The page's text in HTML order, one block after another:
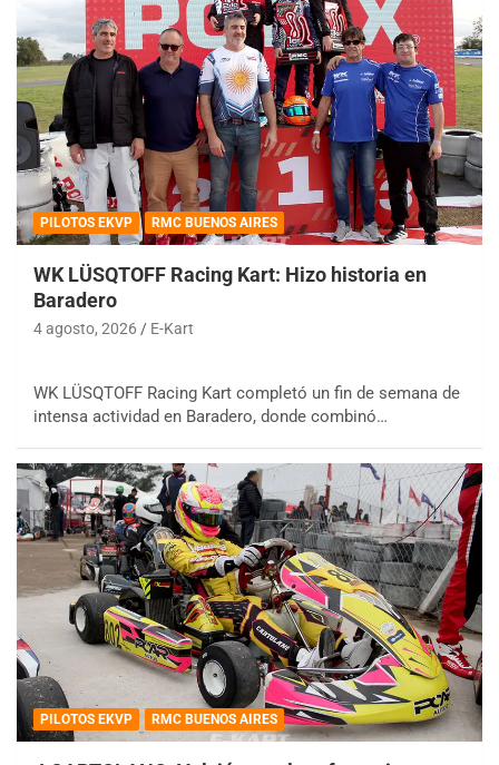
PILOTOS EKVP RMC BUENOS AIRES
WK LÜSQTOFF Racing Kart: Hizo historia en
Baradero
4 agosto, 2026 E-Kart
WK LÜSQTOFF Racing Kart completó un fin de semana de
intensa actividad en Baradero, donde combinó…
PILOTOS EKVP RMC BUENOS AIRES